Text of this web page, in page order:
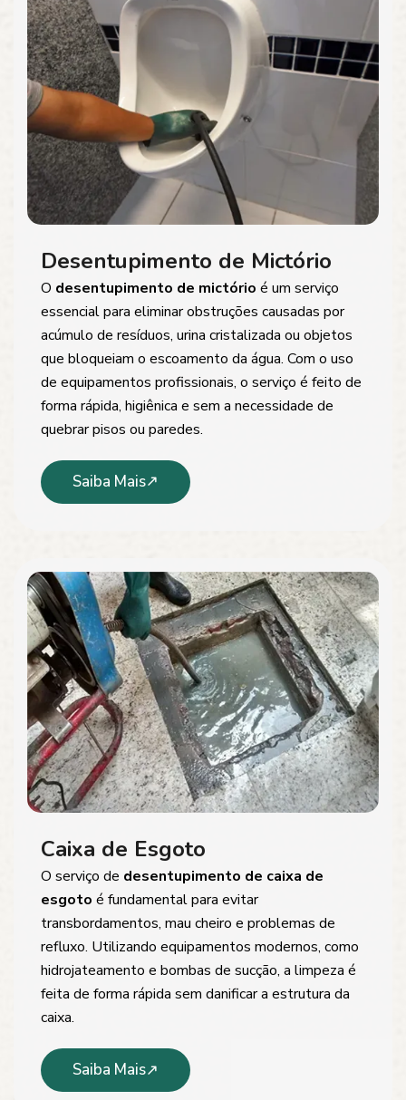
Desentupimento de Mictório
O desentupimento de mictório é um serviço
essencial para eliminar obstruções causadas por
acúmulo de resíduos, urina cristalizada ou objetos
que bloqueiam o escoamento da água. Com o uso
de equipamentos profissionais, o serviço é feito de
forma rápida, higiênica e sem a necessidade de
quebrar pisos ou paredes.
Saiba Mais
Caixa de Esgoto
O serviço de desentupimento de caixa de
esgoto é fundamental para evitar
transbordamentos, mau cheiro e problemas de
refluxo. Utilizando equipamentos modernos, como
hidrojateamento e bombas de sucção, a limpeza é
feita de forma rápida sem danificar a estrutura da
caixa.
Saiba Mais